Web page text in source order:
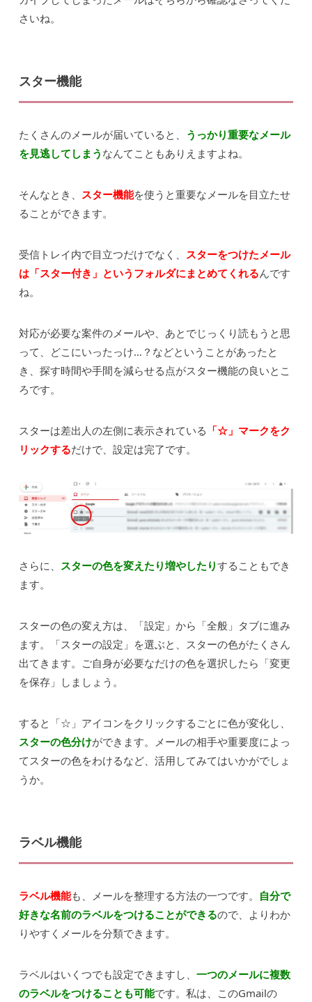
さいね。
スター機能
たくさんのメールが届いていると、
うっかり重要なメール
を見逃してしまう なんてこともありえますよね。
そんなとき、 スター機能を使うと重要なメールを目立たせ
ることができます。
受信トレイ内で目立つだけでなく、 スターをつけたメール
は「スター付き」というフォルダにまとめてくれるんです
ね。
対応が必要な案件のメールや、あとでじっくり読もうと思
って、どこにいったっけ…？などということがあったと
き、探す時間や手間を減らせる点がスター機能の良いとこ
ろです。
スターは差出人の左側に表示されている 「☆」マークをク
リックするだけで、設定は完了です。
さらに、 スターの色を変えたり増やしたりすることもでき
ます。
スターの色の変え方は、「設定」から「全般」タブに進み
ます。「スターの設定」を選ぶと、スターの色がたくさん
出てきます。ご自身が必要なだけの色を選択したら「変更
を保存」しましょう。
すると「☆」アイコンをクリックするごとに色が変化し、
スターの色分けができます。メールの相手や重要度によっ
てスターの色をわけるなど、活用してみてはいかがでしょ
うか。
ラベル機能
ラベル機能も、メールを整理する方法の一つです。 自分で
好きな名前のラベルをつけることができるので、よりわか
りやすくメールを分類できます。
ラベルはいくつでも設定できますし、 一つのメールに複数
のラベルをつけることも可能です。私は、このGmailの